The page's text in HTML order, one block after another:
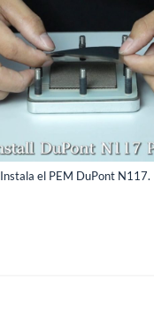
Instala el PEM DuPont N117.